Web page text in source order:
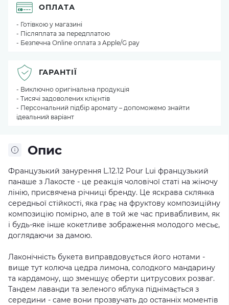
Опис
Французький занурення L.12.12 Pour Lui французький
панаше з Лакосте - це реакція чоловічої статі на жіночу
лінію, присвячена річниці бренду. Це яскрава склянка
середньої стійкості, яка грає на фруктову композиційну
композицію помірно, але в той же час привабливим, як
і будь-яке інше кокетливе зображення молодого месьє,
доглядаючи за дамою.
Лаконічність букета виправдовується його нотами -
вище тут колюча цедра лимона, солодкого мандарину
та кардамону, що зменшує оберти цитрусових розваг.
Тандем лаванди та зеленого яблука піднімається з
середини - саме вони прозвучать до останніх моментів
ОПЛАТА
- Готівкою у магазині
- Післяплата за передплатою
- Безпечна Online оплата з Apple/G pay
ГАРАНТІЇ
- Виключно оригінальна продукція
- Тисячі задоволених клієнтів
- Персональний підбір аромату – допоможемо знайти
ідеальний варіант